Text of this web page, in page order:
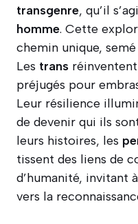
transgenre, qu’il
homme. Cette
chemin unique,
Les trans
préjugés pour
Leur résilience
de devenir qui ils
leurs histoires, les
tissent des liens de
d’humanité, invitant
vers la